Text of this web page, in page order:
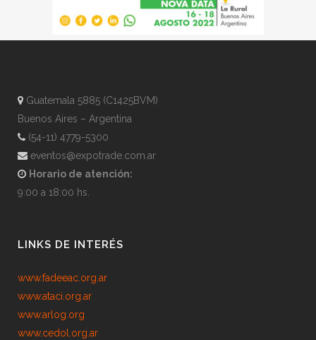
Guatemala 5885 (C1425BVM)
Buenos Aires – Argentina
(54-11) 4779-5300
eventos@expotrade.com.ar
Horario de atención:
9:00 a 18:00 hs.
LINKS DE INTERÉS
www.fadeeac.org.ar
www.ataci.org.ar
www.arlog.org
www.cedol.org.ar